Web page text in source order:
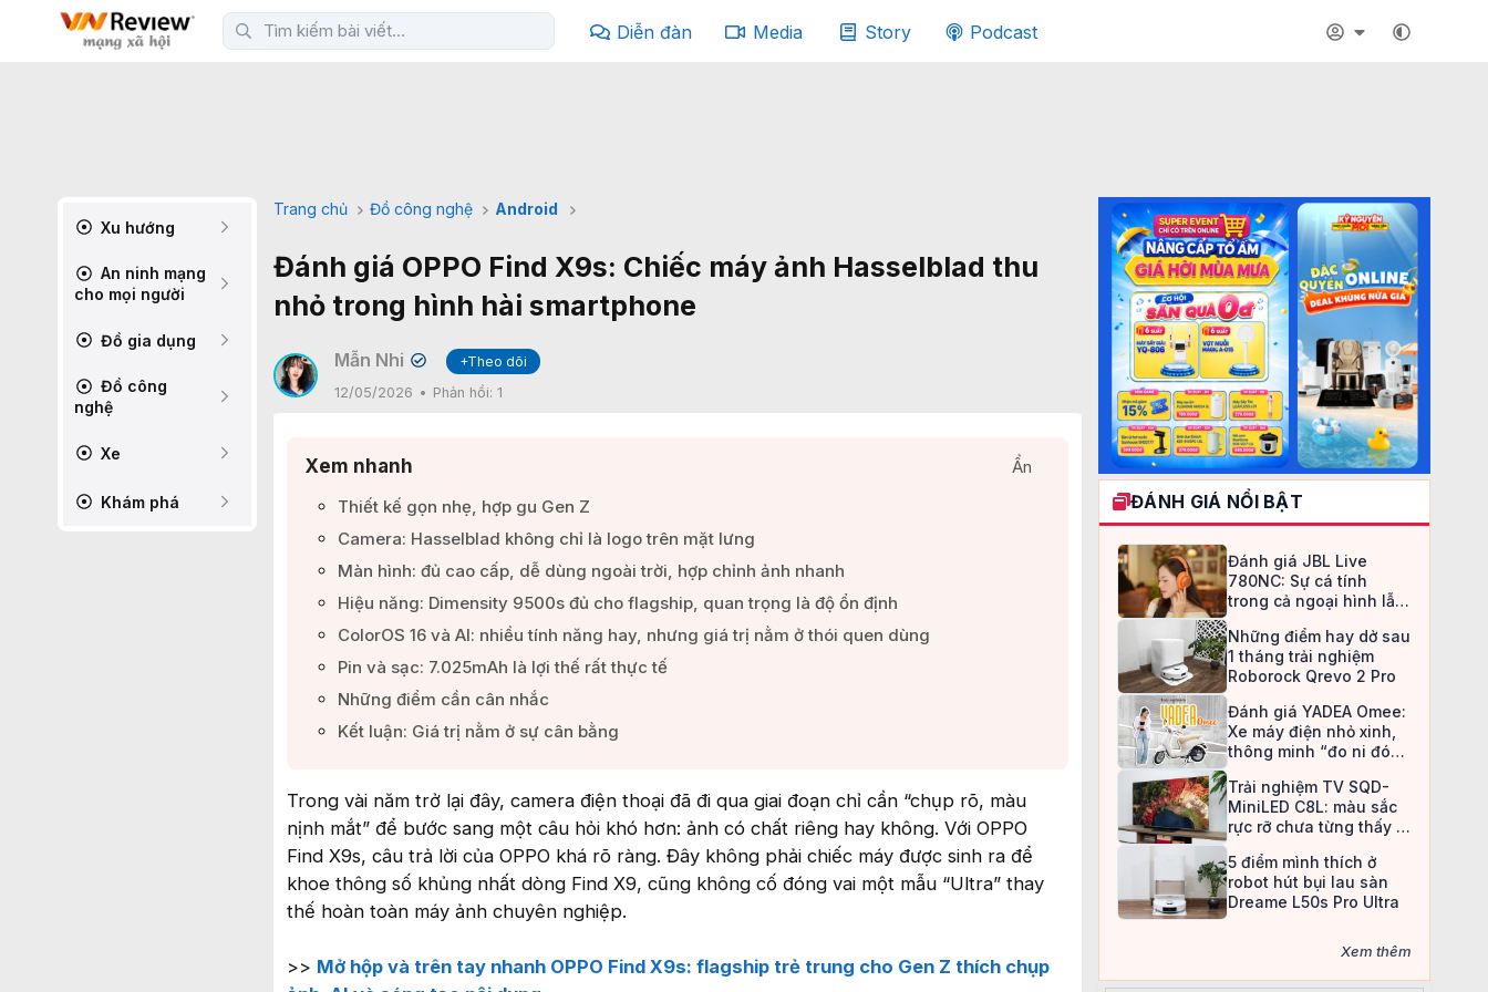
Diễn đàn Media Story Podcast
Xu hướng
An ninh mạng
cho mọi người
Đồ gia dụng
Đồ công
nghệ
Xe
Khám phá
Trang chủ Đồ công nghệ Android
Đánh giá OPPO Find X9s: Chiếc máy ảnh Hasselblad thu
nhỏ trong hình hài smartphone
Mẫn Nhi ✔
+Theo dõi
12/05/2026
Phản hồi: 1
Xem nhanh
Ẩn
Thiết kế gọn nhẹ, hợp gu Gen Z​
Camera: Hasselblad không chỉ là logo trên mặt lưng​
Màn hình: đủ cao cấp, dễ dùng ngoài trời, hợp chỉnh ảnh nhanh​
Hiệu năng: Dimensity 9500s đủ cho flagship, quan trọng là độ ổn định​
ColorOS 16 và AI: nhiều tính năng hay, nhưng giá trị nằm ở thói quen dùng​
Pin và sạc: 7.025mAh là lợi thế rất thực tế​
Những điểm cần cân nhắc​
Kết luận: Giá trị nằm ở sự cân bằng​
Trong vài năm trở lại đây, camera điện thoại đã đi qua giai đoạn chỉ cần “chụp rõ, màu
nịnh mắt” để bước sang một câu hỏi khó hơn: ảnh có chất riêng hay không. Với OPPO
Find X9s, câu trả lời của OPPO khá rõ ràng. Đây không phải chiếc máy được sinh ra để
khoe thông số khủng nhất dòng Find X9, cũng không cố đóng vai một mẫu “Ultra” thay
thế hoàn toàn máy ảnh chuyên nghiệp.
>> Mở hộp và trên tay nhanh OPPO Find X9s: flagship trẻ trung cho Gen Z thích chụp
ĐÁNH GIÁ NỔI BẬT
Đánh giá JBL Live
780NC: Sự cá tính
trong cả ngoại hình lẫn
Những điểm hay dở sau
1 tháng trải nghiệm
Roborock Qrevo 2 Pro
Đánh giá YADEA Omee:
Xe máy điện nhỏ xinh,
thông minh “đo ni đóng
Trải nghiệm TV SQD-
MiniLED C8L: màu sắc
rực rỡ chưa từng thấy ở
5 điểm mình thích ở
robot hút bụi lau sàn
Dreame L50s Pro Ultra
Xem thêm